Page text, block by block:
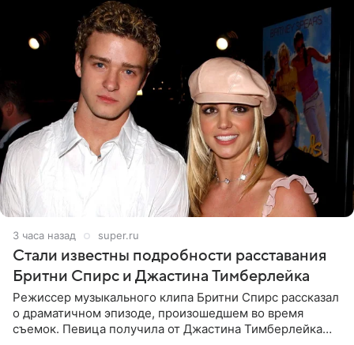
3 часа назад super.ru
Стали известны подробности расставания
Бритни Спирс и Джастина Тимберлейка
Режиссер музыкального клипа Бритни Спирс рассказал
о драматичном эпизоде, произошедшем во время
съемок. Певица получила от Джастина Тимберлейка